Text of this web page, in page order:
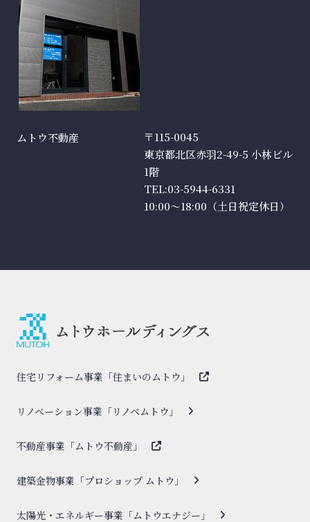
ムトウ不動産
〒115-0045
東京都北区赤羽2-49-5 小林ビル
1階
TEL:03-5944-6331
10:00～18:00（土日祝定休日）
住宅リフォーム事業「住まいのムトウ」
リノベーション事業「リノベムトウ」
不動産事業「ムトウ不動産」
建築金物事業「プロショップ ムトウ」
太陽光・エネルギー事業「ムトウエナジー」